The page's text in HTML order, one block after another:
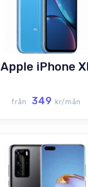
Apple iPhone
från 349 kr/mån